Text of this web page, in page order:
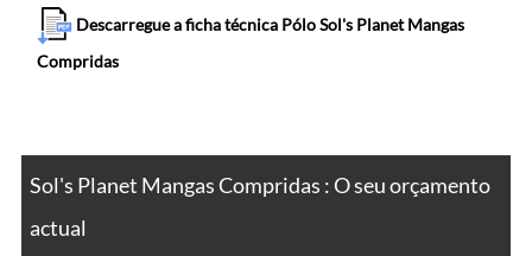
Descarregue a ficha técnica Pólo Sol's Planet Mangas
Compridas
Sol's Planet Mangas Compridas : O seu orçamento
actual